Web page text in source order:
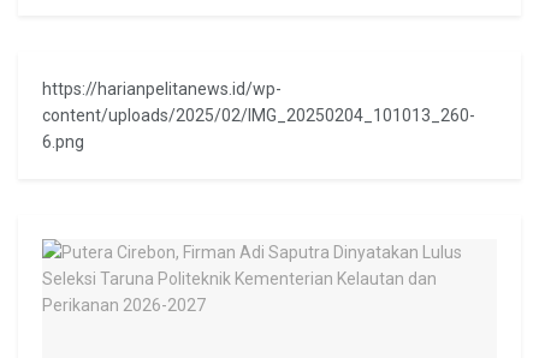
https://harianpelitanews.id/wp-
content/uploads/2025/02/IMG_20250204_101013_260-
6.png